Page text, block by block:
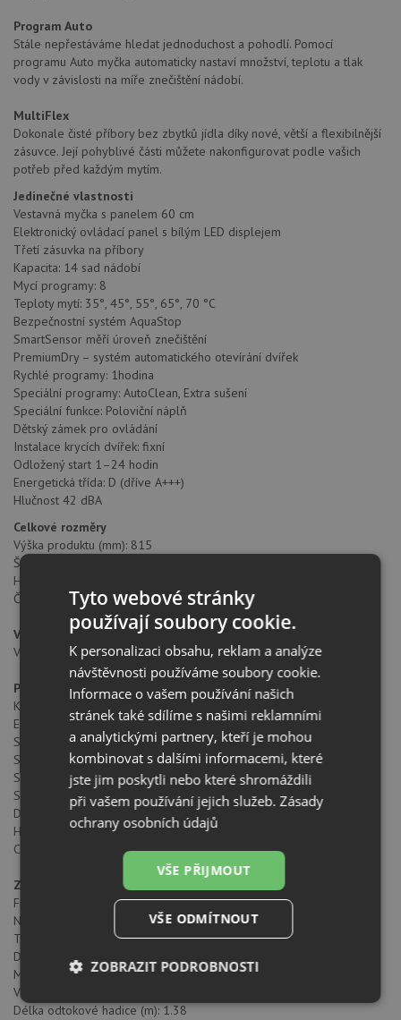
Program Auto
Stále nepřestáváme hledat jednoduchost a pohodlí. Pomocí
programu Auto myčka automaticky nastaví množství, teplotu a tlak
vody v závislosti na míře znečištění nádobí.
MultiFlex
Dokonale čisté příbory bez zbytků jídla díky nové, větší a flexibilnější
zásuvce. Její pohyblivé části můžete nakonfigurovat podle vašich
potřeb před každým mytím.
Jedinečné vlastnosti
Vestavná myčka s panelem 60 cm
Elektronický ovládací panel s bílým LED displejem
Třetí zásuvka na příbory
Kapacita: 14 sad nádobí
Mycí programy: 8
Teploty mytí: 35°, 45°, 55°, 65°, 70 °C
Bezpečnostní systém AquaStop
SmartSensor měří úroveň znečištění
PremiumDry – systém automatického otevírání dvířek
Rychlé programy: 1hodina
Speciální programy: AutoClean, Extra sušení
Speciální funkce: Poloviční náplň
Dětský zámek pro ovládání
Instalace krycích dvířek: fixní
Odložený start 1–24 hodin
Energetická třída: D (dříve A+++)
Hlučnost 42 dBA
Celkové rozměry
Výška produktu (mm): 815
Šířka produktu (mm): 598
Hloubka produktu (mm): 570
Čistá hmotnost (kg): 39,5
Vhodné rozměry
Výška vestavěného výklenku (cm): 82
Produktový list
Kapacita (počet sad nádobí): 14
Energetická spotřeba (kWh/rok): 237
Spotřeba (kWh): 0,833
Spotřeba vody (litry/rok): 2800
Spotřeba vody (litry): 10
Standardní program: ECO
Doba standardního cyklu (minuty): 198
Hladina hluku (dB): 44
Certifikáty: GS;CE;EMC;LVD;CB
Zdroj energie
Frekvence (Hz): 50
Napětí (V): 220
Typ přípojky: EU
Délka připojovacího kabelu (cm): 150
Maximální jmenovitý výkon (W): 2100
Výkon ohřevného prvku (W): 1800
Délka odtokové hadice (m): 1.38
Tyto webové stránky
používají soubory cookie.
K personalizaci obsahu, reklam a analýze
návštěvnosti používáme soubory cookie.
Informace o vašem používání našich
stránek také sdílíme s našimi reklamními
a analytickými partnery, kteří je mohou
kombinovat s dalšími informacemi, které
jste jim poskytli nebo které shromáždili
při vašem používání jejich služeb.Zásady
ochrany osobních údajů
VŠE PŘIJMOUT
VŠE ODMÍTNOUT
ZOBRAZIT PODROBNOSTI
Nezbytně
Výkonové
Soubory